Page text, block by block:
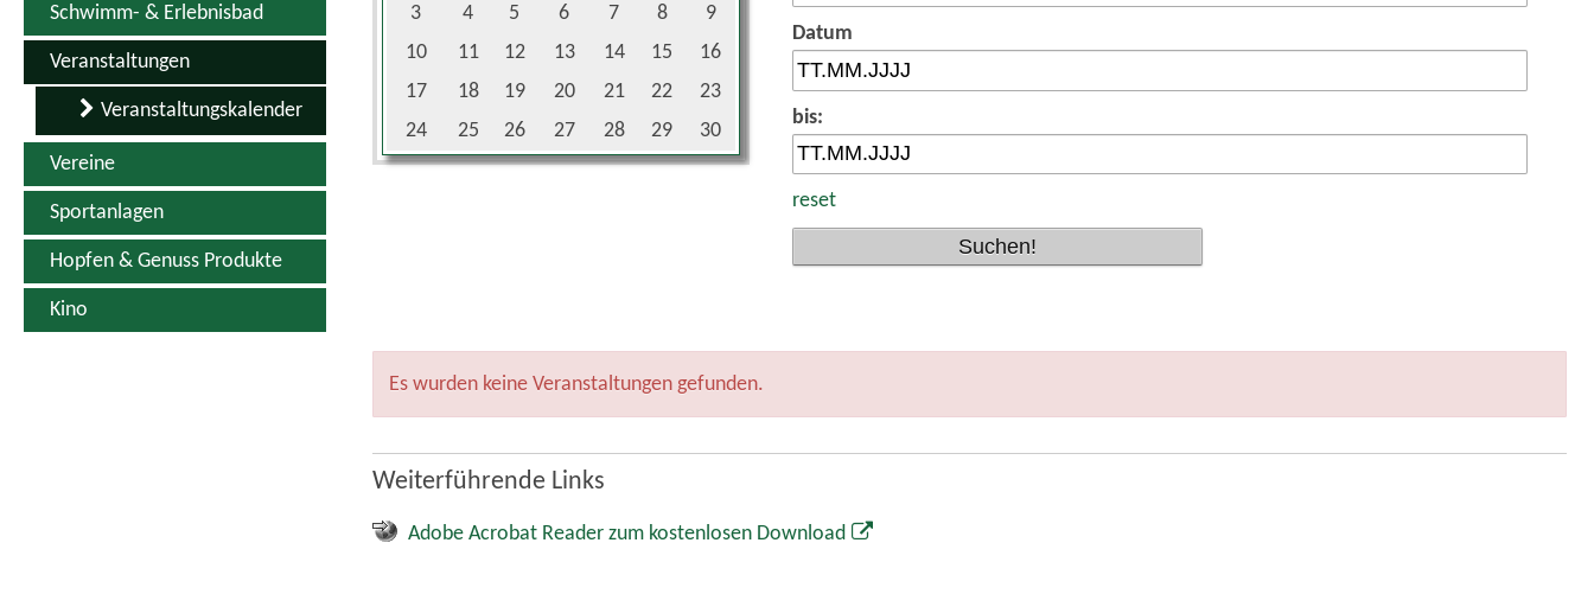
Schwimm- & Erlebnisbad
Veranstaltungen
Veranstaltungskalender
Vereine
Sportanlagen
Hopfen & Genuss Produkte
Kino
3
4 5 6 7 8
9
10
11 12 13 14 15
16
17
18 19 20 21 22
23
24
25 26 27 28 29 30
Datum
bis:
reset
Es wurden keine Veranstaltungen gefunden.
Weiterführende Links
Adobe Acrobat Reader zum kostenlosen Download